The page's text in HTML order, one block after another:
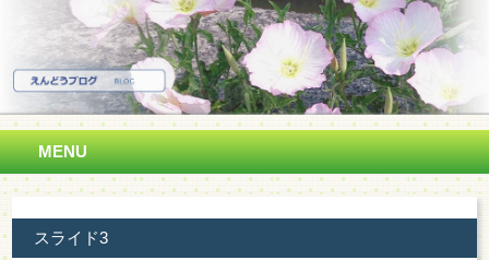
MENU
スライド3